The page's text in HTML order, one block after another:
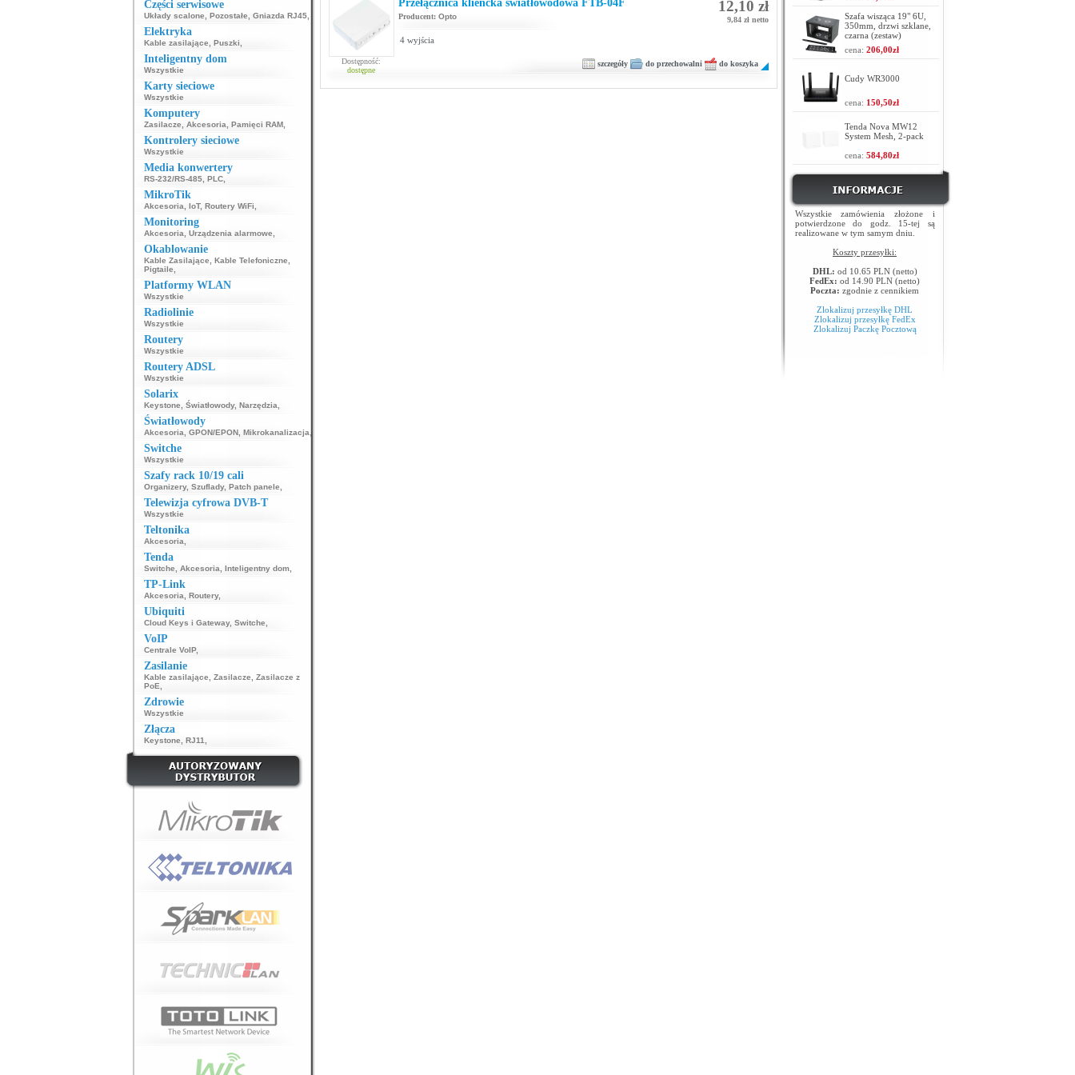
Części serwisowe
Układy scalone Pozostałe Gniazda RJ45,
Elektryka
Kable zasilające Puszki
Inteligentny dom
Wszystkie
Karty sieciowe
Wszystkie
Komputery
Zasilacze Akcesoria Pamięci RAM,
Kontrolery sieciowe
Wszystkie
Media konwertery
RS-232/RS-485, PLC,
MikroTik
Akcesoria IoT, Routery WiFi
Monitoring
Akcesoria Urządzenia alarmowe
Okablowanie
Kable Zasilające Kable Telefoniczne
Pigtaile
Platformy WLAN
Wszystkie
Radiolinie
Wszystkie
Routery
Wszystkie
Routery ADSL
Wszystkie
Solarix
Keystone Światłowody, Narzędzia
Światłowody
Akcesoria GPON/EPON, Mikrokanalizacja
Switche
Wszystkie
Szafy rack 10/19 cali
Organizery, Szuflady, Patch panele
Telewizja cyfrowa DVB-T
Wszystkie
Teltonika
Akcesoria
Tenda
Switche Akcesoria Inteligentny dom,
TP-Link
Akcesoria Routery,
Ubiquiti
Cloud Keys i Gateway, Switche
VoIP
Centrale VoIP,
Zasilanie
Kable zasilające Zasilacze
Zasilacze z
PoE
Zdrowie
Wszystkie
Złącza
Keystone RJ11
Dostępność:
dostępne
Przełącznica kliencka światłowodowa FTB-04F
Producent: Opto
12,10 zł
9,84 zł netto
4 wyjścia
szczegóły do przechowalni do koszyka
Szafa wisząca 19" 6U,
350mm, drzwi szklane,
czarna (zestaw)
cena: 206,00zł
Cudy WR3000
cena: 150,50zł
Tenda Nova MW12
System Mesh, 2-pack
cena: 584,80zł
Wszystkie zamówienia złożone i
potwierdzone do godz. 15-tej są
realizowane w tym samym dniu.
Koszty przesyłki:
DHL: od 10.65 PLN (netto)
FedEx: od 14.90 PLN (netto)
Poczta: zgodnie z cennikiem
Zlokalizuj przesyłkę DHL
Zlokalizuj przesyłkę FedEx
Zlokalizuj Paczkę Pocztową